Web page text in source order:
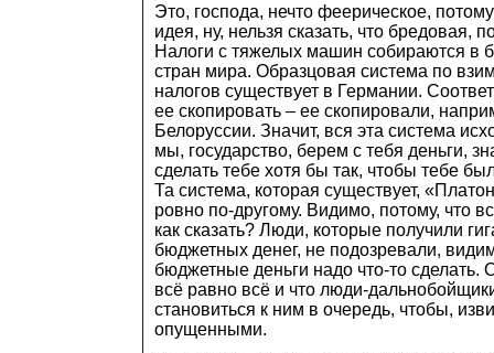
Это, господа, нечто феерическое,
идея, ну, нельзя сказать, что бредовая,
Налоги с тяжелых машин собираются в
стран мира. Образцовая система по
налогов существует в Германии.
ее скопировать – ее скопировали,
Белоруссии. Значит, вся эта система
мы, государство, берем с тебя деньги,
сделать тебе хотя бы так, чтобы тебе
Та система, которая существует,
ровно по-другому. Видимо, потому, что
как сказать? Люди, которые получили
бюджетных денег, не подозревали,
бюджетные деньги надо что-то сделать.
всё равно всё и что люди-
становиться к ним в очередь, чтобы,
опущенными.